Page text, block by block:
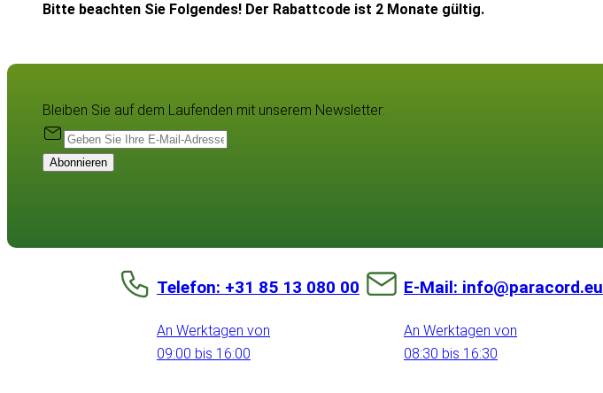
Bitte beachten Sie Folgendes! Der Rabattcode ist 2 Monate gültig.
Bleiben Sie auf dem Laufenden mit unserem Newsletter:
Abonnieren
Telefon: +31 85 13 080 00
An Werktagen von
09:00 bis 16:00
E-Mail: info@paracord.eu
An Werktagen von
08:30 bis 16:30